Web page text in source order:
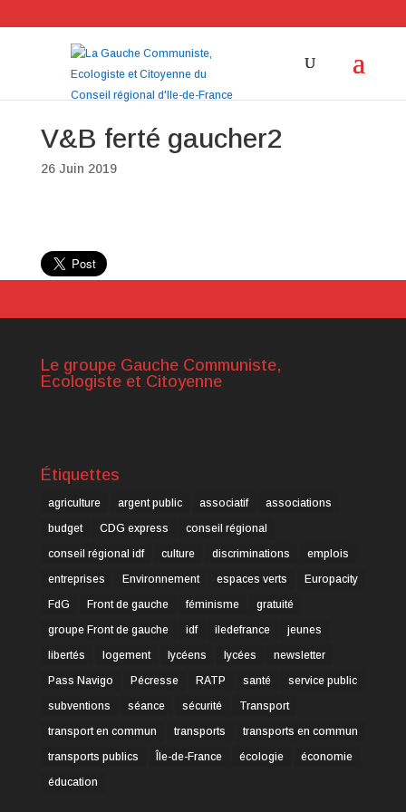
V&B ferté gaucher2
26 Juin 2019
Le groupe Gauche Communiste,
Ecologiste et Citoyenne
Étiquettes
agriculture argent public associatif
associations
budget
CDG express
conseil régional
conseil régional idf
culture discriminations
emplois
entreprises
Environnement espaces verts
Europacity
FdG
Front de gauche féminisme
gratuité
groupe Front de gauche
idf iledefrance
jeunes
libertés
logement lycéens lycées
newsletter
Pass Navigo
Pécresse RATP santé
service public
subventions
séance sécurité
Transport
transport en commun
transports
transports en commun
transports publics
Île-de-France écologie
économie
éducation